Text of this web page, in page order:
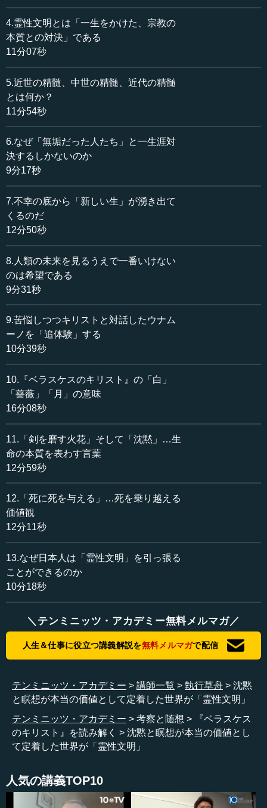
親友だった人でもあります。
―― それは、すごいですね。
さん書いていて有名で、著作の半分以上はフランス語で
す。その竹本先生が、直接マルローから聞いた話です。私
もお世話になっている方で、今90歳ですが、ものすごく親
交が深いです。
竹本先生が直接聞いたマルローの言葉が「21世紀は霊性
文明の時代になるだろう」です。マルローは50年以上前に
予感し、予告していたのです。
―― 予言していたのですね。
執行 あのマルローが、です。ド・ゴール政権で文化大臣
―― あのアンドレ・マルローですね。
執行 『人間の条件』など名著を書いています。私は文学
なかった場合、人類は滅びると50年前に言っています。
―― 50年前に「霊性文明に入れなかったら人類は滅び
る」と。
執行 21世紀に霊性文明に移行できなかったら、人類は滅
びると言っています。もう1人重要な人はカール・グスタ
私が一番好きな人で、私の文学や心理学研究の中心になっ
た人です。
―― ユングですね。
執行 ユングもそれに近いことを言っています。これが
『ベラスケスのキリスト』に一番近いかもしれません。
「次の文明はゴッドではなく、霊性の支配する時代となる
であろう」と。
ゴッドではないということは、もうキリスト教の否定で
す。ただ、否定というと少しおかしくて、正確に言えば、
先ほど言ったキリスト教の信仰が本当にすごかった時
代、中世や原始キリスト教の時代は、私は大好きで研究し
せん。だって、十字架にかかるのが、なんともないのです
から。
―― すごいです。
執行 もう桁が違います。武士道でもだめです。
...
4.霊性文明とは「一生をかけた、宗教の
本質との対決」である
11分07秒
5.近世の精髄、中世の精髄、近代の精髄
とは何か？
11分54秒
6.なぜ「無垢だった人たち」と一生涯対
決するしかないのか
9分17秒
7.不幸の底から「新しい生」が湧き出て
くるのだ
12分50秒
8.人類の未来を見るうえで一番いけない
のは希望である
9分31秒
9.苦悩しつつキリストと対話したウナム
ーノを「追体験」する
10分39秒
10.『ベラスケスのキリスト』の「白」
「薔薇」「月」の意味
16分08秒
11.「剣を磨す火花」そして「沈黙」…生
命の本質を表わす言葉
12分59秒
12.「死に死を与える」…死を乗り越える
価値観
12分11秒
13.なぜ日本人は「霊性文明」を引っ張る
ことができるのか
10分18秒
＼テンミニッツ・アカデミー無料メルマガ／
人生＆仕事に役立つ講義解説を無料メルマガで配信
テンミニッツ・アカデミー 講師一覧 執行草舟
沈黙
と瞑想が本当の価値として定着した世界が「霊性文明」
テンミニッツ・アカデミー
考察と随想
『ベラスケス
のキリスト』を読み解く
沈黙と瞑想が本当の価値とし
て定着した世界が「霊性文明」
人気の講義TOP10